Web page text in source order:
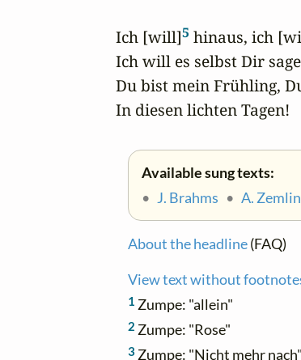
Ich [will]5 hinaus, ich
Ich will es selbst Dir
Du bist mein Frühling,
In diesen lichten Tagen!
Available sung texts:
←
• J. Brahms • A.
About the headline(FAQ)
View text without
1 Zumpe: "allein"
2 Zumpe: "Rose"
3Zumpe: "Nicht mehr nach"